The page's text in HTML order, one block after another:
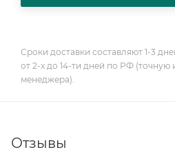
Сроки доставки составляют 1-3
от 2-х до 14-ти дней по РФ
менеджера).
Отзывы